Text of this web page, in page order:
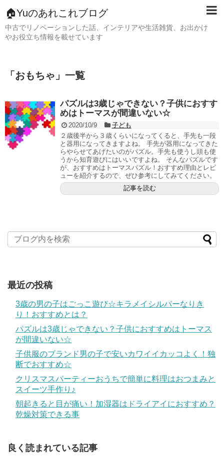
🏠Yuのあれこれブログ
中古でリノベーションした話、インテリアや生活雑貨、お出かけ
やお役立ち情報を載せています
「 おもちゃ 」 一覧
パズルは3歳じゃできない？子供におすす
めはトーマスが間違いない☆
2020/10/9
子ども
２歳後半から３歳くらいになってくると、手先も一段
と器用になってきますよね。 手先が器用になってきた
らやらせてあげたいのがパズル。手先も使うし頭も使
うから知育遊びにはいいですよね。 そんなパズルです
が、おすすめはトーマスパズル！おすすめ理由とレビ
ューを紹介するので、ぜひ参考にしてみてください。
記事を読む
最近の投稿
3歳の男の子はごっこ遊び☆キラメイシルバーなりき
り！おすすめとは？
パズルは3歳じゃできない？子供におすすめはトーマス
が間違いない☆
子供服のブランド男の子で安いカワイイカッコよく！独
断でおすすめ☆
クリスマスパーティーおうちで簡単に料理はおつまみと
スイーツ手作り♪
朝起きると目が痛い！加湿器はドライアイにおすすめ？
乾燥対策できる事
良く読まれている記事